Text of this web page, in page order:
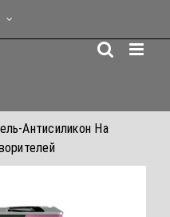
Антисиликон На